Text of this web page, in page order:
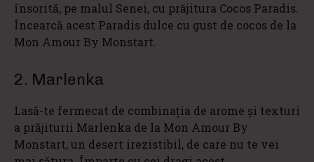
însorită, pe malul Senei, cu prăjitura Cocos Paradis.
Încearcă acest Paradis dulce cu gust de cocos de la
Mon Amour By Monstart.
2. Marlenka
Lasă-te fermecat de combinaţia de arome şi texturi
a prăjiturii Marlenka de la Mon Amour By
Monstart, un desert irezistibil, de care nu te vei